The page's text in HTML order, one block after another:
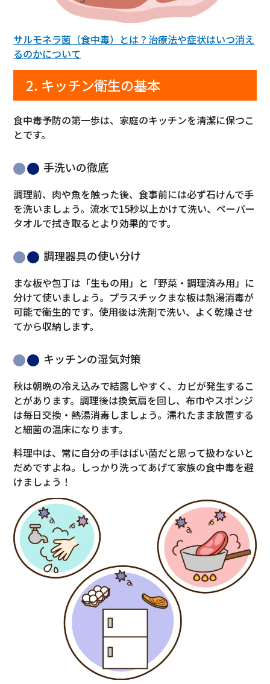
サルモネラ菌（食中毒）とは？治療法や症状はいつ消え
るのかについて
2. キッチン衛生の基本
食中毒予防の第一歩は、家庭のキッチンを清潔に保つこ
とです。
手洗いの徹底
調理前、肉や魚を触った後、食事前には必ず石けんで手
を洗いましょう。流水で15秒以上かけて洗い、ペーパー
タオルで拭き取るとより効果的です。
調理器具の使い分け
まな板や包丁は「生もの用」と「野菜・調理済み用」に
分けて使いましょう。プラスチックまな板は熱湯消毒が
可能で衛生的です。使用後は洗剤で洗い、よく乾燥させ
てから収納します。
キッチンの湿気対策
秋は朝晩の冷え込みで結露しやすく、カビが発生するこ
とがあります。調理後は換気扇を回し、布巾やスポンジ
は毎日交換・熱湯消毒しましょう。濡れたまま放置する
と細菌の温床になります。
料理中は、常に自分の手はばい菌だと思って扱わないと
だめですよね。しっかり洗ってあげて家族の食中毒を避
けましょう！